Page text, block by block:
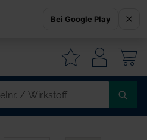
Bei Google Play